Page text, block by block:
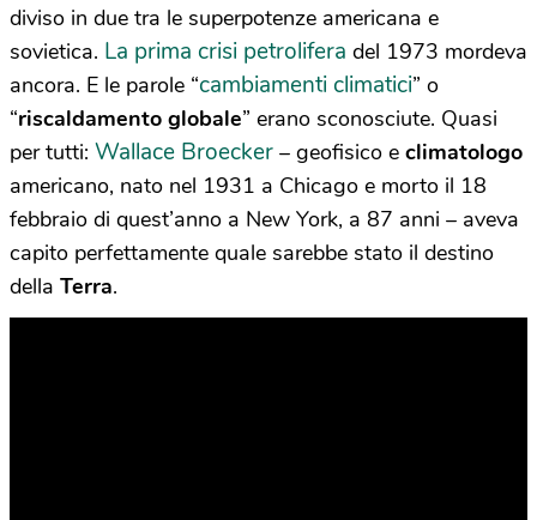
diviso in due tra le superpotenze americana e
sovietica. La prima crisi petrolifera del 1973 mordeva
ancora. E le parole “cambiamenti climatici” o
“riscaldamento globale” erano sconosciute. Quasi
per tutti: Wallace Broecker – geofisico e climatologo
americano, nato nel 1931 a Chicago e morto il 18
febbraio di quest’anno a New York, a 87 anni – aveva
capito perfettamente quale sarebbe stato il destino
della Terra.